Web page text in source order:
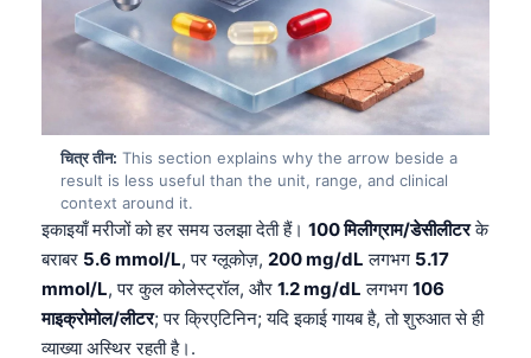
चित्र तीन: This section explains why the arrow beside a
result is less useful than the unit, range, and clinical
context around it.
इकाइयाँ मरीजों को हर समय उलझा देती हैं। 100 मिलीग्राम/डेसीलीटरके
बराबर 5.6 mmol/L, पर ग्लूकोज़, 200 mg/dL लगभग 5.17
mmol/L, पर कुल कोलेस्ट्रॉल, और 1.2 mg/dL लगभग 106
माइक्रोमोल/लीटर; पर क्रिएटिनिन; यदि इकाई गायब है, तो शुरुआत से ही
व्याख्या अस्थिर रहती है।.